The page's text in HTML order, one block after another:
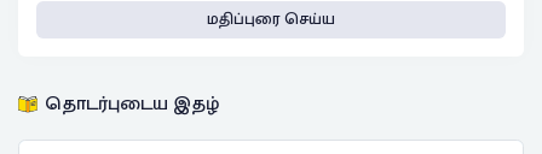
மதிப்புரை செய்ய
தொடர்புடைய இதழ்